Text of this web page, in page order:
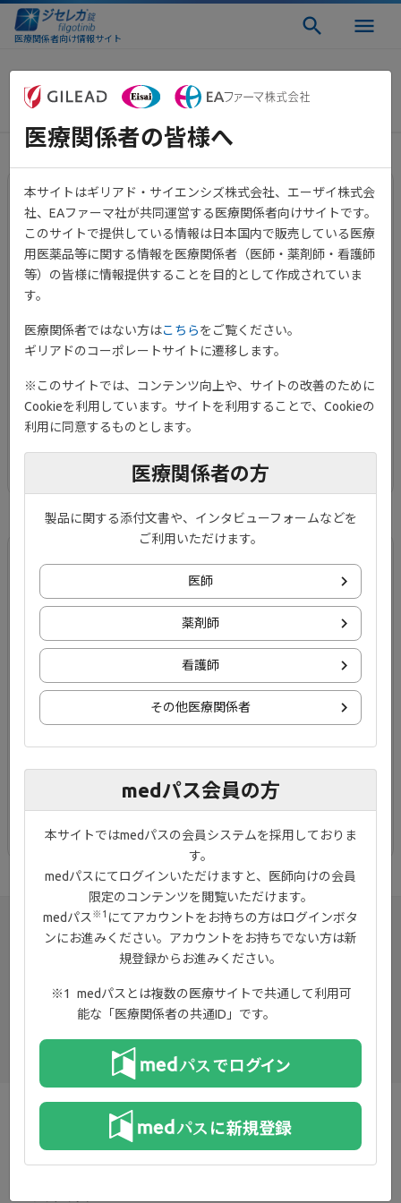
医療関係者向け情報サイト
臨床成績
国際共同第Ⅱb/Ⅲ相試験 寛解
導入期
中等症から重症の活動性潰瘍性大腸炎患者に対する寛解導
を評価しました。
有効性
国際共同第Ⅱb/Ⅲ相試験 寛解
維持期
中等症から重症の活動性潰瘍性大腸炎患者に対する寛解導
入療法及び維持療法におけるジセレカの有効性及び安全性
有効性
医療関係者の皆様へ
本サイトはギリアド・サイエンシズ株式会社、エーザイ株式会
社、EAファーマ社が共同運営する医療関係者向けサイトです。
このサイトで提供している情報は日本国内で販売している医療
用医薬品等に関する情報を医療関係者（医師・薬剤師・看護師
等）の皆様に情報提供することを目的として作成されていま
す。
医療関係者ではない方はこちらをご覧ください。
ギリアドのコーポレートサイトに遷移します。
※このサイトでは、コンテンツ向上や、サイトの改善のために
Cookieを利用しています。サイトを利用することで、Cookieの
利用に同意するものとします。
医療関係者の方
製品に関する添付文書や、インタビューフォームなどを
ご利用いただけます。
医師
薬剤師
看護師
その他医療関係者
medパス会員の方
本サイトではmedパスの会員システムを採用しておりま
す。
medパスにてログインいただけますと、医師向けの会員
限定のコンテンツを閲覧いただけます。
medパス ※1 にてアカウントをお持ちの方はログインボタ
ンにお進みください。アカウントをお持ちでない方は新
規登録からお進みください。
medパスとは複数の医療サイトで共通して利用可
能な「医療関係者の共通ID」です。